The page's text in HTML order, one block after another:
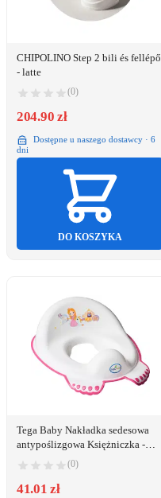
CHIPOLINO Step 2 bili és fellépő
- latte
(0)
204.90 zł
Dostępne u naszego dostawcy · 6
dni
DO KOSZYKA
Tega Baby Nakładka sedesowa
antypoślizgowa Księżniczka -
biała (LP-002-103)
(0)
41.01 zł